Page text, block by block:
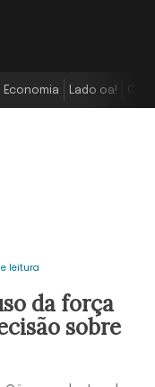
Economia Lado oa!
leitura
da força
sobre